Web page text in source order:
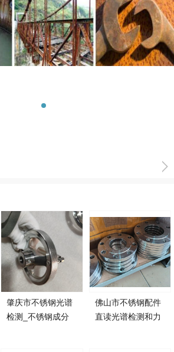
肇庆市不锈钢光谱
检测_不锈钢成分
佛山市不锈钢配件
直读光谱检测和力